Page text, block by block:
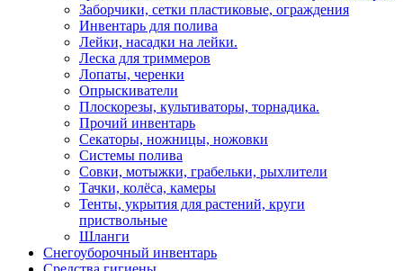
Заборчики, сетки пластиковые, ограждения
Инвентарь для полива
Лейки, насадки на лейки.
Леска для триммеров
Лопаты, черенки
Опрыскиватели
Плоскорезы, культиваторы, торнадика.
Прочий инвентарь
Секаторы, ножницы, ножовки
Системы полива
Совки, мотыжки, грабельки, рыхлители
Тачки, колёса, камеры
Тенты, укрытия для растений, круги
приствольные
Шланги
Снегоуборочный инвентарь